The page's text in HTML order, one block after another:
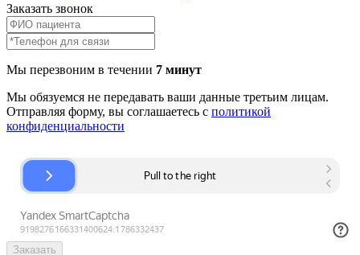
Заказать звонок
Мы перезвоним в течении 7 минут
Мы обязуемся не передавать ваши данные третьим лицам.
Отправляя форму, вы соглашаетесь с политикой
конфиденциальности
Заказать